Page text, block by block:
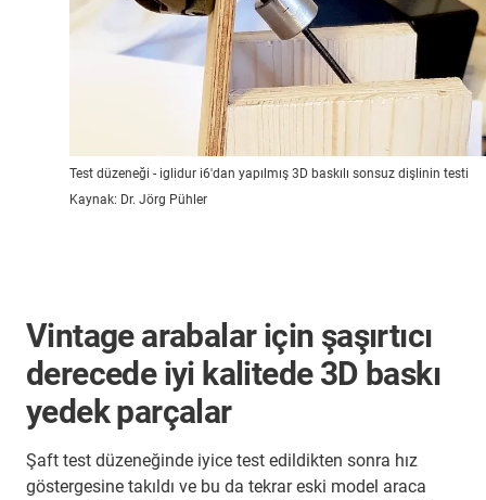
Test düzeneği - iglidur i6'dan yapılmış 3D baskılı sonsuz dişlinin testi
Kaynak: Dr. Jörg Pühler
Vintage arabalar için şaşırtıcı
derecede iyi kalitede 3D baskı
yedek parçalar
Şaft test düzeneğinde iyice test edildikten sonra hız
göstergesine takıldı ve bu da tekrar eski model araca